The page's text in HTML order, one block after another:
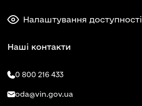
Налаштування доступності
Наші контакти
0 800 216 433
oda@vin.gov.ua